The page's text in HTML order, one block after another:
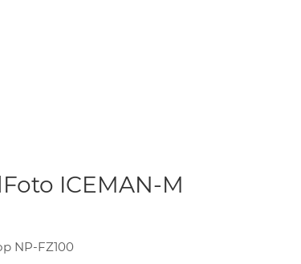
ICEMAN-M
NP-FZ100